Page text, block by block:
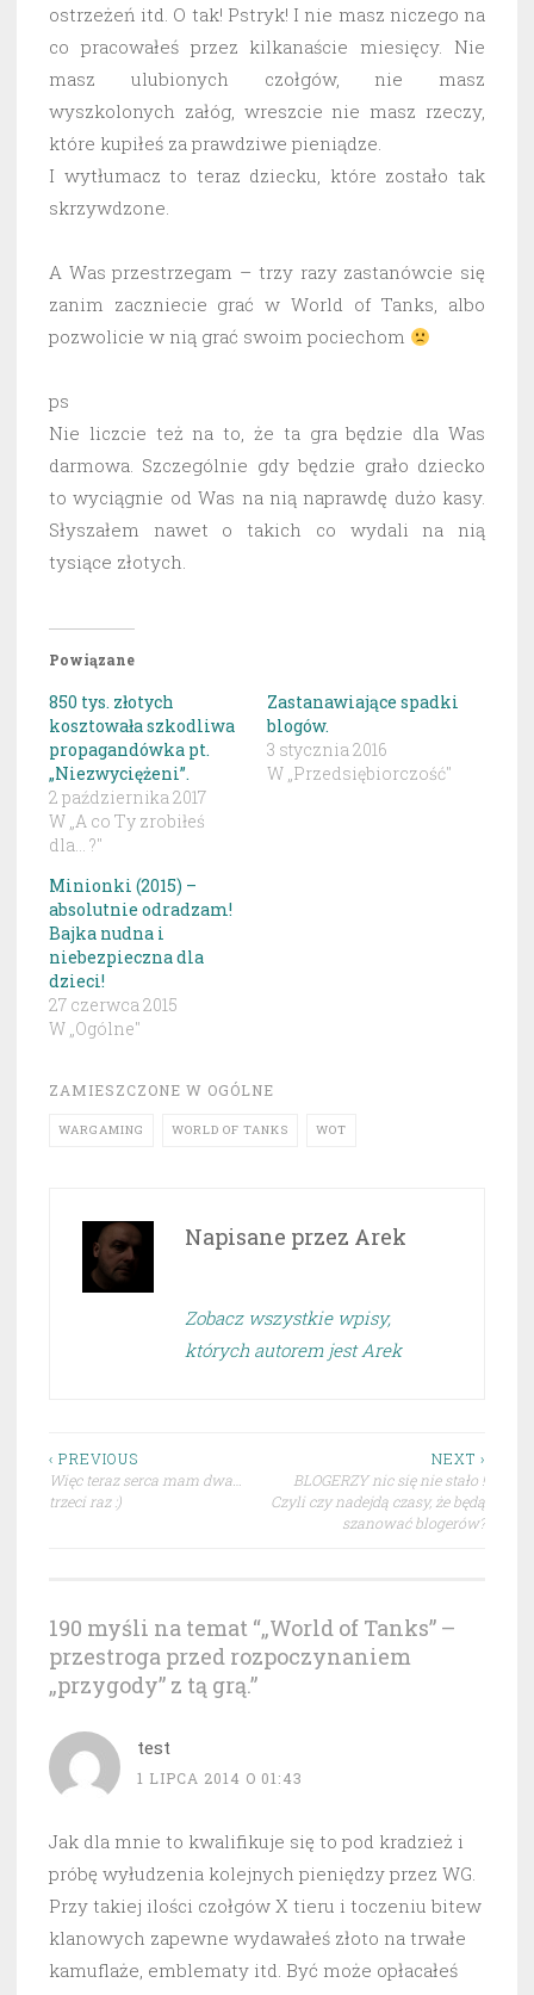
ostrzeżeń itd. O tak! Pstryk! I nie masz niczego na
co pracowałeś przez kilkanaście miesięcy. Nie
masz ulubionych czołgów, nie masz
wyszkolonych załóg, wreszcie nie masz rzeczy,
które kupiłeś za prawdziwe pieniądze.
I wytłumacz to teraz dziecku, które zostało tak
skrzywdzone.
A Was przestrzegam – trzy razy zastanówcie się
zanim zaczniecie grać w World of Tanks, albo
pozwolicie w nią grać swoim pociechom
ps
Nie liczcie też na to, że ta gra będzie dla Was
darmowa. Szczególnie gdy będzie grało dziecko
to wyciągnie od Was na nią naprawdę dużo kasy.
Słyszałem nawet o takich co wydali na nią
tysiące złotych.
Powiązane
850 tys. złotych
kosztowała szkodliwa
propagandówka pt.
„Niezwyciężeni”.
2 października 2017
W „A co Ty zrobiłeś
dla... ?"
Zastanawiające spadki
blogów.
3 stycznia 2016
W „Przedsiębiorczość"
Minionki (2015) –
absolutnie odradzam!
Bajka nudna i
niebezpieczna dla
dzieci!
27 czerwca 2015
W „Ogólne"
ZAMIESZCZONE W OGÓLNE
WARGAMING WORLD OF TANKS WOT
Napisane przez Arek
Zobacz wszystkie wpisy,
których autorem jest Arek
Nawigacja
wpisu
‹ PREVIOUS
Więc teraz serca mam dwa…
trzeci raz :)
NEXT ›
BLOGERZY nic się nie stało !
Czyli czy nadejdą czasy, że będą
szanować blogerów?
190 myśli na temat “„World of Tanks” –
przestroga przed rozpoczynaniem
„przygody” z tą grą.”
test
1 LIPCA 2014 O 01:43
Jak dla mnie to kwalifikuje się to pod kradzież i
próbę wyłudzenia kolejnych pieniędzy przez WG.
Przy takiej ilości czołgów X tieru i toczeniu bitew
klanowych zapewne wydawałeś złoto na trwałe
kamuflaże, emblematy itd. Być może opłacałeś